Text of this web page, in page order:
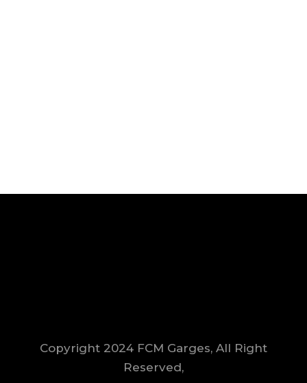
Copyright 2024 FCM Garges, All Right
Reserved,